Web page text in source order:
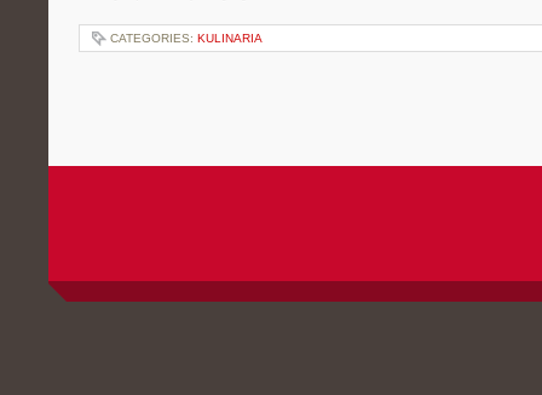
CATEGORIES: KULINARIA